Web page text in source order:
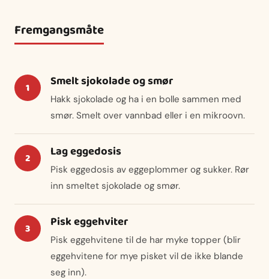
Fremgangsmåte
Smelt sjokolade og smør
Hakk sjokolade og ha i en bolle sammen med
smør. Smelt over vannbad eller i en mikroovn.
Lag eggedosis
Pisk eggedosis av eggeplommer og sukker. Rør
inn smeltet sjokolade og smør.
Pisk eggehviter
Pisk eggehvitene til de har myke topper (blir
eggehvitene for mye pisket vil de ikke blande
seg inn).